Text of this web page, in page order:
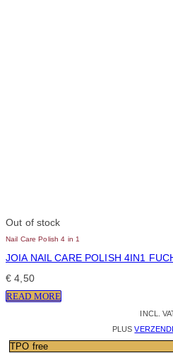
Out of stock
Nail Care Polish 4 in 1
JOIA NAIL CARE POLISH 4IN1
€ 4,50
READ MORE
INCL.
PLUS
TPO free